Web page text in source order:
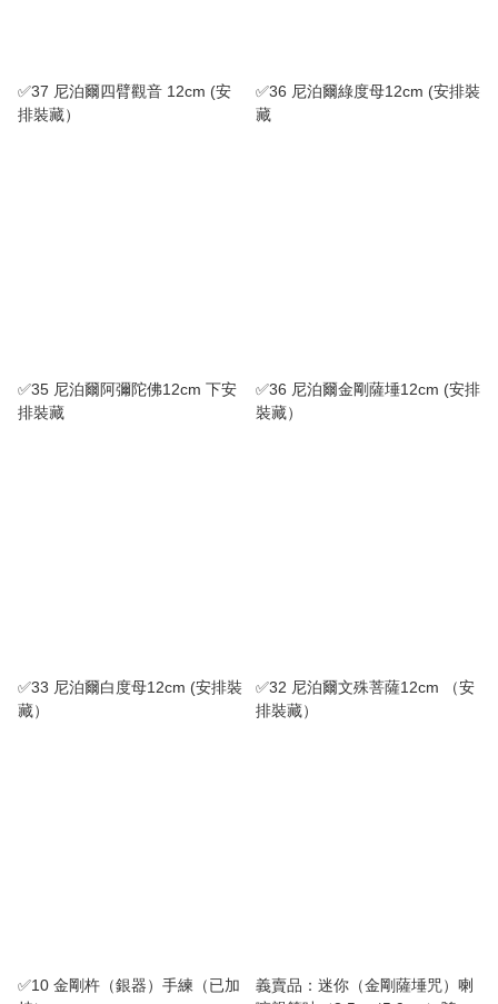
✅37 尼泊爾四臂觀音 12cm (安
排裝藏）
✅36 尼泊爾綠度母12cm (安排裝
藏
✅35 尼泊爾阿彌陀佛12cm 下安
排裝藏
✅36 尼泊爾金剛薩埵12cm (安排
裝藏）
✅33 尼泊爾白度母12cm (安排裝
藏）
✅32 尼泊爾文殊菩薩12cm （安
排裝藏）
✅10 金剛杵（銀器）手練（已加
義賣品：迷你（金剛薩埵咒）喇